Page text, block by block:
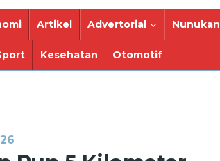
Artikel Advertorial Nunukan
Kesehatan Otomotif